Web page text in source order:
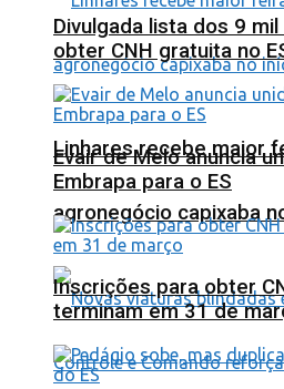
Linhares recebe maior
agronegócio capixaba
Divulgada lista dos 9
obter CNH gratuita no
Evair de Melo anuncia
Embrapa para o ES
Inscrições para obter
terminam em 31 de